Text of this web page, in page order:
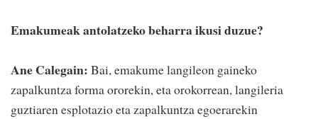
Emakumeak antolatzeko beharra ikusi duzue?
Ane Calegain: Bai, emakume langileon gaineko
zapalkuntza forma ororekin, eta orokorrean, langileria
guztiaren esplotazio eta zapalkuntza egoerarekin